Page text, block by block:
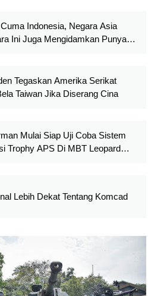
Indonesia, Negara Asia
Ini Juga Mengidamkan Punya
Tegaskan Amerika Serikat
Taiwan Jika Diserang Cina
Mulai Siap Uji Coba Sistem
Trophy APS Di MBT Leopard
Lebih Dekat Tentang Komcad